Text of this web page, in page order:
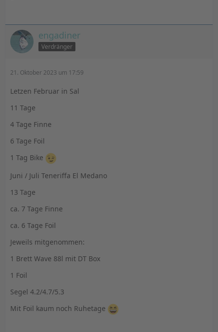
engadiner
Verdränger
21. Oktober 2023 um 17:59
Letzen Februar in Sal
11 Tage
4 Tage Finne
6 Tage Foil
1 Tag Bike
Juni / Juli Teneriffa El Medano
13 Tage
ca. 7 Tage Finne
ca. 6 Tage Foil
Jeweils mitgenommen:
1 Brett Wave 88l mit DT Box
1 Foil
Segel 4.2/4.7/5.3
Mit Foil kaum noch Ruhetage